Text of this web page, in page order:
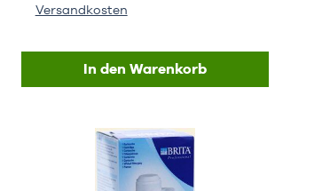
Versandkosten
In den Warenkorb